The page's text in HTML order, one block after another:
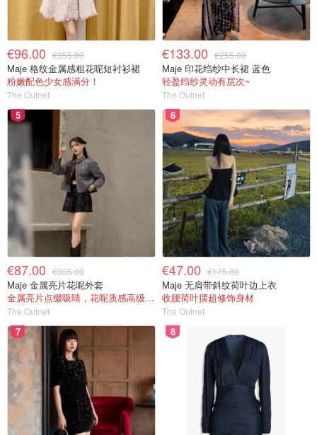
€96.00 €355.00
Maje 格纹金属感粗花呢短衬衫裙
粉嫩配色少女感满分！
The Outnet
€133.00 €255.00
Maje 印花绉纱中长裙 蓝色
轻盈绉纱灵动有层次~
The Outnet
5
€87.00 €335.00
Maje 金属亮片花呢外套
金属亮片点缀吸睛，花呢质感高级又显贵
The Outnet
6
€47.00 €175.00
Maje 无肩带斜纹荷叶边上衣
收腰荷叶摆超修饰身材
The Outnet
7 8